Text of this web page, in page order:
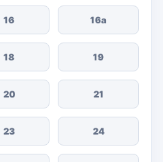
16 16а
18 19
20 21
23 24